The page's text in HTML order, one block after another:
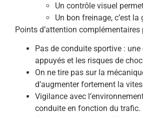
Un contrôle visuel
Un bon freinage, c’est
Points d’attention
Pas de conduite sportive :
appuyés et les risques de choc
On ne tire pas sur la
d’augmenter fortement la
Vigilance avec
conduite en fonction du trafic.